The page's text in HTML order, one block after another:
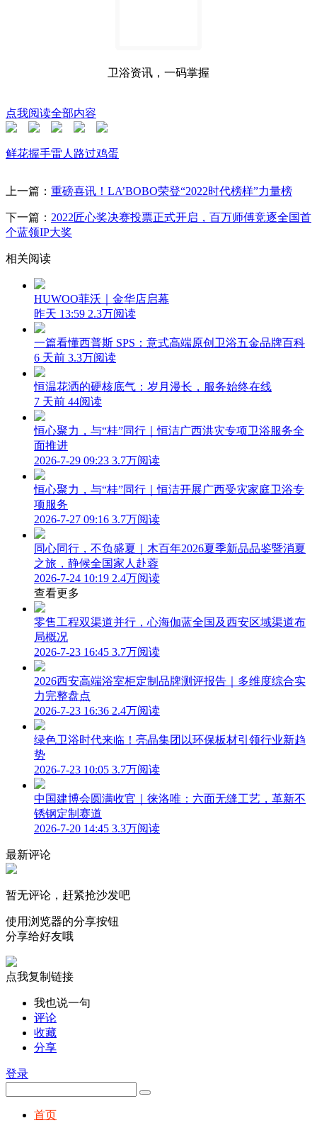
卫浴资讯，一码掌握
点我阅读全部内容
鲜花握手雷人 路过鸡蛋
上一篇： 重磅喜讯！LA’BOBO荣登“2022时代榜样”力量榜
下一篇： 2022匠心奖决赛投票正式开启，百万师傅竞逐全国首
个蓝领IP大奖
相关阅读
HUWOO菲沃｜金华店启幕
昨天 13:59 2.3万阅读
一篇看懂西普斯 SPS：意式高端原创卫浴五金品牌百科
6 天前 3.3万阅读
恒温花洒的硬核底气：岁月漫长，服务始终在线
7 天前 44阅读
恒心聚力，与“桂”同行｜恒洁广西洪灾专项卫浴服务全
面推进
2026-7-29 09:23 3.7万阅读
恒心聚力，与“桂”同行｜恒洁开展广西受灾家庭卫浴专
项服务
2026-7-27 09:16 3.7万阅读
同心同行，不负盛夏｜木百年2026夏季新品品鉴暨消夏
之旅，静候全国家人赴蓉
2026-7-24 10:19 2.4万阅读
查看更多
零售工程双渠道并行，心海伽蓝全国及西安区域渠道布
局概况
2026-7-23 16:45 3.7万阅读
2026西安高端浴室柜定制品牌测评报告｜多维度综合实
力完整盘点
2026-7-23 16:36 2.4万阅读
绿色卫浴时代来临！亮晶集团以环保板材引领行业新趋
势
2026-7-23 10:05 3.7万阅读
中国建博会圆满收官｜徕洛唯：六面无缝工艺，革新不
锈钢定制赛道
2026-7-20 14:45 3.3万阅读
最新评论
暂无评论，赶紧抢沙发吧
使用浏览器的分享按钮
分享给好友哦
点我复制链接
我也说一句
评论
收藏
分享
登录
首页